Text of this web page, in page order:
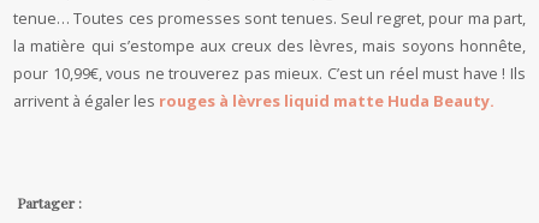
tenue… Toutes ces promesses sont tenues. Seul regret, pour ma part,
la matière qui s’estompe aux creux des lèvres, mais soyons honnête,
pour 10,99€, vous ne trouverez pas mieux. C’est un réel must have ! Ils
arrivent à égaler les rouges à lèvres liquid matte Huda Beauty.
Partager :